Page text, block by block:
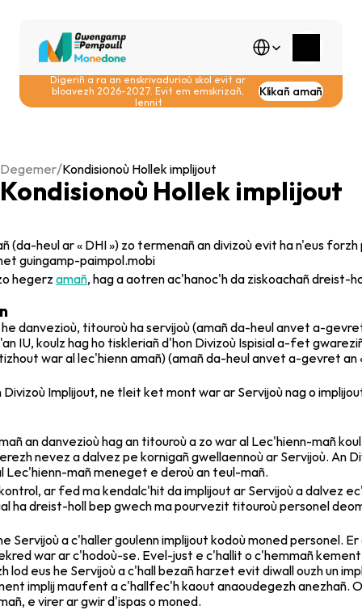
Select Language
Digeriñ a ra an enskrivadurioù skol evit ar
bloavezh 2026-2027. Evit em emskrizañ,
lennit
Klikañ amañ
Degemer/Kondisionoù Hollek implijout
Kondisionoù Hollek implijout
(da-heul ar « DHI ») zo termenañ an divizoù evit ha n'eus
guingamp-paimpol.mobi
hegerz amañ, hag a aotren ac'hanoc'h da ziskoachañ dreist-
danvezioù, titouroù ha servijoù (amañ da-heul anvet a-
IU, koulz hag ho tiskleriañ d'hon Divizoù Ispisial a-fet
war al lec'hienn amañ) (amañ da-heul anvet a-gevret an
Implijout, ne tleit ket mont war ar Servijoù nag o
an danvezioù hag an titouroù a zo war al Lec'hienn-mañ
nevez a dalvez pe kornigañ gwellaennoù ar Servijoù. An
Lec'hienn-mañ meneget e deroù an teul-mañ.
ar fed ma kendalc'hit da implijout ar Servijoù a dalvez
ha dreist-holl bep gwech ma pourvezit titouroù personel
Servijoù a c'haller goulenn implijout kodoù moned personel.
war ar c'hodoù-se. Evel-just e c'hallit o c'hemmañ
lod eus he Servijoù a c'hall bezañ harzet evit diwall ouzh un
implij maufent a c'hallfec'h kaout anaoudegezh anezhañ.
e virer ar gwir d'ispas o moned.